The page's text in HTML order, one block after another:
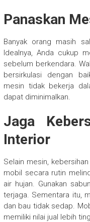
Panaskan
Banyak orang masih
Idealnya, Anda cukup
sebelum berkendara.
bersirkulasi dengan
mesin tidak bekerja
dapat diminimalkan.
Jaga
Interior
Selain mesin,
mobil secara rutin
air hujan. Gunakan
terjaga. Sementara itu,
dan bau tidak sedap.
memiliki nilai jual lebih